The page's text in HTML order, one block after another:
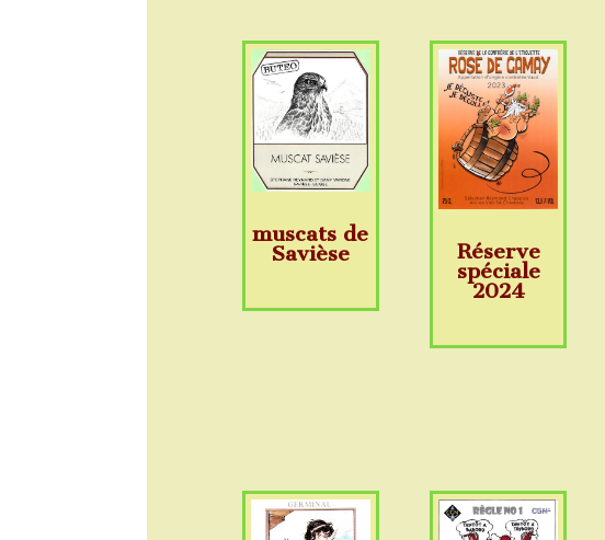
muscats de
Savièse Réserve
spéciale
2024